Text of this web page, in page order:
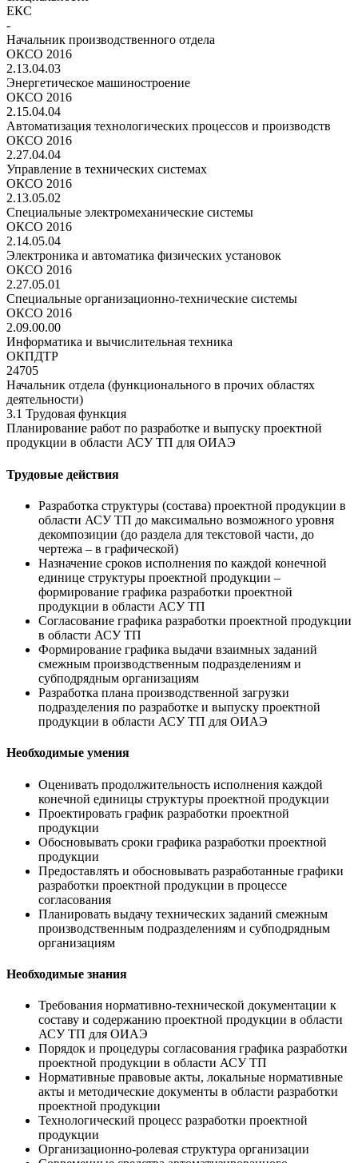
ЕКС
-
Начальник производственного отдела
ОКСО 2016
2.13.04.03
Энергетическое машиностроение
ОКСО 2016
2.15.04.04
Автоматизация технологических процессов и производств
ОКСО 2016
2.27.04.04
Управление в технических системах
ОКСО 2016
2.13.05.02
Специальные электромеханические системы
ОКСО 2016
2.14.05.04
Электроника и автоматика физических установок
ОКСО 2016
2.27.05.01
Специальные организационно-технические системы
ОКСО 2016
2.09.00.00
Информатика и вычислительная техника
ОКПДТР
24705
Начальник отдела (функционального в прочих областях
деятельности)
3.1 Трудовая функция
Планирование работ по разработке и выпуску проектной
продукции в области АСУ ТП для ОИАЭ
Трудовые действия
Разработка структуры (состава) проектной продукции в
области АСУ ТП до максимально возможного уровня
декомпозиции (до раздела для текстовой части, до
чертежа – в графической)
Назначение сроков исполнения по каждой конечной
единице структуры проектной продукции –
формирование графика разработки проектной
продукции в области АСУ ТП
Согласование графика разработки проектной продукции
в области АСУ ТП
Формирование графика выдачи взаимных заданий
смежным производственным подразделениям и
субподрядным организациям
Разработка плана производственной загрузки
подразделения по разработке и выпуску проектной
продукции в области АСУ ТП для ОИАЭ
Необходимые умения
Оценивать продолжительность исполнения каждой
конечной единицы структуры проектной продукции
Проектировать график разработки проектной
продукции
Обосновывать сроки графика разработки проектной
продукции
Предоставлять и обосновывать разработанные графики
разработки проектной продукции в процессе
согласования
Планировать выдачу технических заданий смежным
производственным подразделениям и субподрядным
организациям
Необходимые знания
Требования нормативно-технической документации к
составу и содержанию проектной продукции в области
АСУ ТП для ОИАЭ
Порядок и процедуры согласования графика разработки
проектной продукции в области АСУ ТП
Нормативные правовые акты, локальные нормативные
акты и методические документы в области разработки
проектной продукции
Технологический процесс разработки проектной
продукции
Организационно-ролевая структура организации